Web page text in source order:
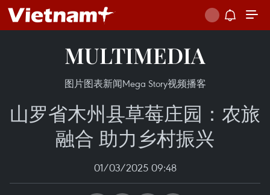
MULTIMEDIA
图片图表新闻Mega Story视频播客
山罗省木州县草莓庄园：农旅
融合 助力乡村振兴
01/03/2025 09:48